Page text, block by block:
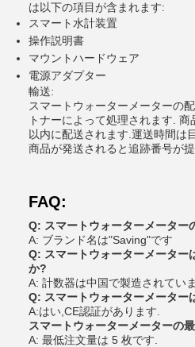
は以下の項目が含まれます:
スマート水計装置
操作説明書
マウントハードウェア
電源アダプター
輸送:
スマートウォーターメーターの
トナーによって処理されます.
以内に配送されます.運送時間は
商品が発送されると追跡番号が
FAQ:
Q: スマートウォーターメーター
A: ブランド名は"Saving"です
Q: スマートウォーターメーター
か?
A: 計数器は中国で製造されてい
Q: スマートウォーターメーター
A:はい,CE認証があります.
スマートウォーターメーターの
A: 最低注文量は 5 枚です.